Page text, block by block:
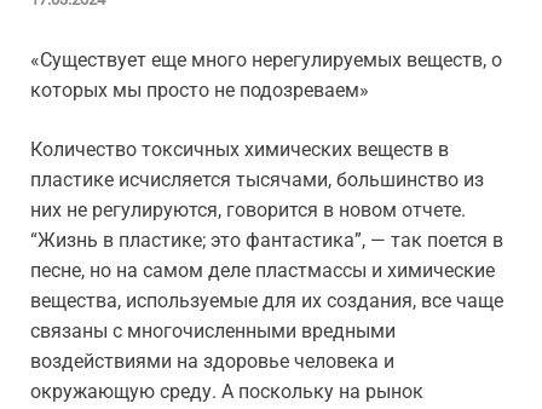
«Существует еще много нерегулируемых веществ, о
которых мы просто не подозреваем»
Количество токсичных химических веществ в
пластике исчисляется тысячами, большинство из
них не регулируются, говорится в новом отчете.
“Жизнь в пластике; это фантастика”, — так поется в
песне, но на самом деле пластмассы и химические
вещества, используемые для их создания, все чаще
связаны с многочисленными вредными
воздействиями на здоровье человека и
окружающую среду. А поскольку на рынок